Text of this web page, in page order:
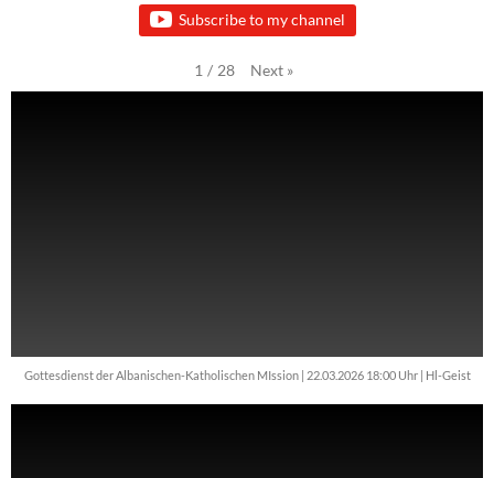
Subscribe to my channel
1 / 28 Next »
Gottesdienst der Albanischen-Katholischen MIssion | 22.03.2026 18:00 Uhr | Hl-Geist